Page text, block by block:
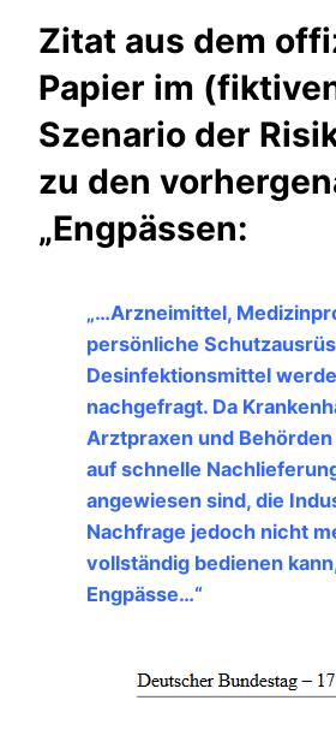
Zitat aus dem
Papier im
Szenario der
zu den
„Engpässen:
„…Arzneimittel,
persönliche
Desinfektionsmittel
nachgefragt. Da
Arztpraxen und Behörden
auf schnelle
angewiesen sind, die
Nachfrage jedoch nicht
vollständig bedienen
Engpässe…“